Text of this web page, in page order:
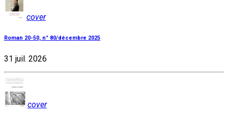
cover
Roman 20-50, n° 80/décembre 2025
31 juil. 2026
cover